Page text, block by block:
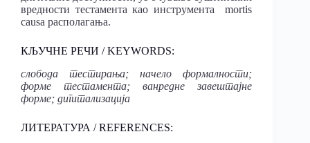
вредности тестамента као инструмента mortis
causa располагања.
КЉУЧНЕ РЕЧИ / KEYWORDS:
слобода тестирања; начело формалности;
форме тестамента; ванредне завештајне
форме; дигитализација
ЛИТЕРАТУРА / REFERENCES: